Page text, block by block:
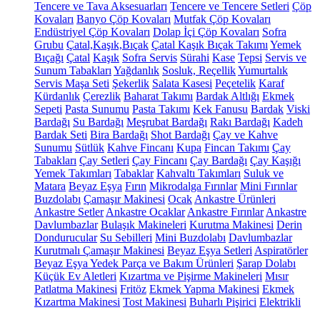
Tencere ve Tava Aksesuarları Tencere ve Tencere Setleri Çöp
Kovaları Banyo Çöp Kovaları Mutfak Çöp Kovaları
Endüstriyel Çöp Kovaları Dolap İçi Çöp Kovaları Sofra
Grubu Çatal,Kaşık,Bıçak Çatal Kaşık Bıçak Takımı Yemek
Bıçağı Çatal Kaşık Sofra Servis Sürahi Kase Tepsi Servis ve
Sunum Tabakları Yağdanlık Sosluk, ReçellikYumurtalık
Servis Maşa Seti Şekerlik Salata Kasesi Peçetelik Karaf
Kürdanlık Çerezlik Baharat Takımı Bardak Altlığı Ekmek
Sepeti Pasta Sunumu Pasta Takımı Kek Fanusu Bardak Viski
Bardağı Su Bardağı Meşrubat Bardağı Rakı Bardağı Kadeh
Bardak Seti Bira Bardağı Shot Bardağı Çay ve Kahve
Sunumu Sütlük Kahve Fincanı Kupa Fincan Takımı Çay
Tabakları Çay Setleri Çay Fincanı Çay Bardağı Çay Kaşığı
Yemek Takımları Tabaklar Kahvaltı Takımları Suluk ve
Matara Beyaz Eşya Fırın Mikrodalga Fırınlar Mini Fırınlar
Buzdolabı Çamaşır Makinesi Ocak Ankastre Ürünleri
Ankastre Setler Ankastre Ocaklar Ankastre Fırınlar Ankastre
Davlumbazlar Bulaşık Makineleri Kurutma Makinesi Derin
Dondurucular Su Sebilleri Mini Buzdolabı Davlumbazlar
Kurutmalı Çamaşır Makinesi Beyaz Eşya Setleri Aspiratörler
Beyaz Eşya Yedek Parça ve Bakım Ürünleri Şarap Dolabı
Küçük Ev Aletleri Kızartma ve Pişirme Makineleri Mısır
Patlatma Makinesi Fritöz Ekmek Yapma Makinesi Ekmek
Kızartma Makinesi Tost Makinesi Buharlı Pişirici Elektrikli